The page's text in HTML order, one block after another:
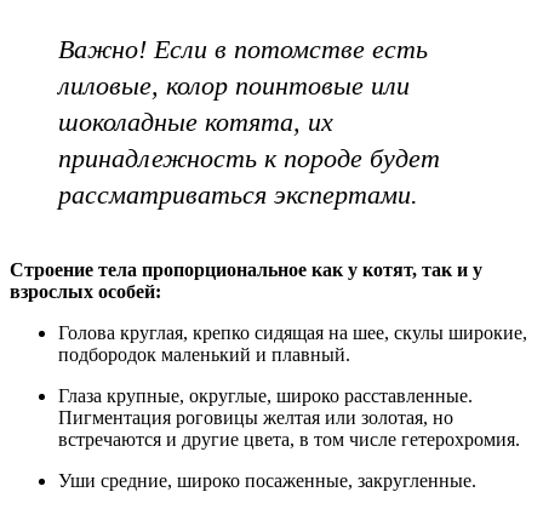
Важно! Если в потомстве есть
лиловые, колор поинтовые или
шоколадные котята, их
принадлежность к породе будет
рассматриваться экспертами.
Строение тела пропорциональное как у котят, так и у
взрослых особей:
Голова круглая, крепко сидящая на шее, скулы широкие,
подбородок маленький и плавный.
Глаза крупные, округлые, широко расставленные.
Пигментация роговицы желтая или золотая, но
встречаются и другие цвета, в том числе гетерохромия.
Уши средние, широко посаженные, закругленные.